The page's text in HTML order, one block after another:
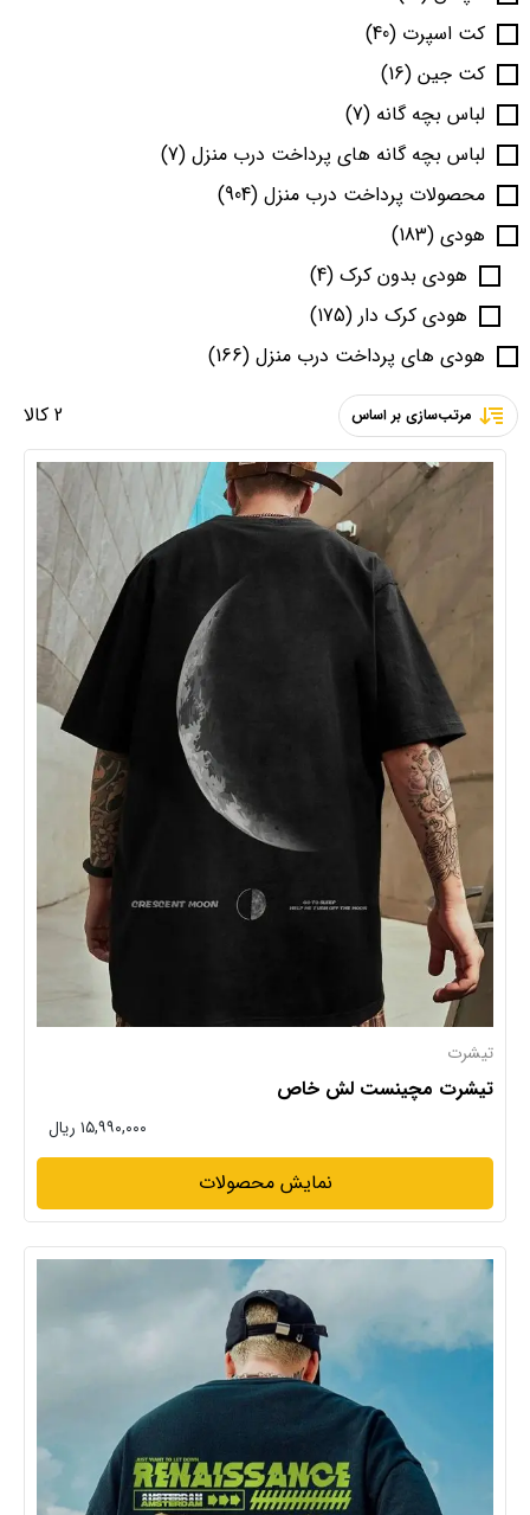
کت اسپرت (40)
کت جین (16)
لباس بچه گانه (7)
لباس بچه گانه های پرداخت درب منزل (7)
محصولات پرداخت درب منزل (904)
هودی (183)
هودی بدون کرک (4)
هودی کرک دار (175)
هودی های پرداخت درب منزل (166)
2 کالا
مرتب‌سازی بر اساس
تیشرت
تیشرت مچینست لش خاص
۱۵,۹۹۰,۰۰۰ ریال
نمایش محصولات